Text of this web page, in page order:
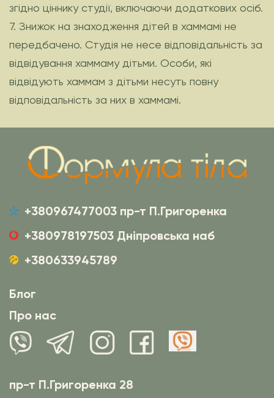
згідно ціннику студії, включаючи додаткових осіб.
7. Знижок на знаходження дітей в хаммамі не
передбачено. Студія не несе відповідальність за
відвідування хаммаму дітьми. Особи, які
відвідують хаммам з дітьми несуть повну
відповідальність за них в хаммамі.
+380967477003 пр-т П.Григоренка
+380978197503 Дніпровська наб
+380633945789
Блог
Про нас
пр-т П.Григоренка 28